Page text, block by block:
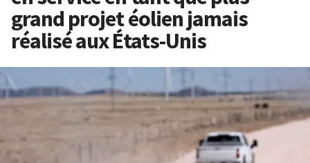
grand projet éolien jamais
réalisé aux États-Unis